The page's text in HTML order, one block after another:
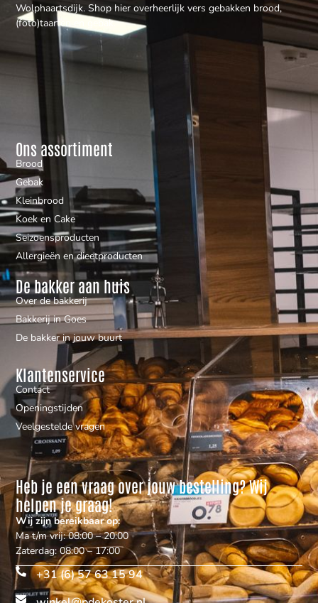
Wolphaartsdijk. Shop hier overheerlijk vers gebakken brood,
(foto)taarten en gebak.
Ons assortiment
Brood
Gebak
Kleinbrood
Koek en Cake
Seizoensproducten
Allergieën en dieetproducten
De bakker aan huis
Over de bakkerij
Bakkerij in Goes
De bakker in jouw buurt
Klantenservice
Contact
Openingstijden
Veelgestelde vragen
Heb je een vraag over jouw bestelling? Wij
helpen je graag!
Wij zijn bereikbaar op:
Ma t/m vrij: 08:00 – 20:00
Zaterdag: 08:00 – 17:00
+31 (6) 57 63 15 94